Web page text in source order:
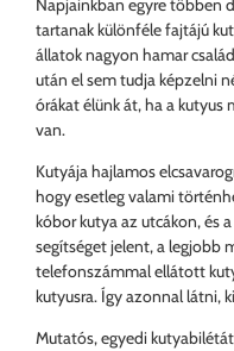
Napjainkban egyre többen
tartanak különféle fajtájú
állatok nagyon hamar
után el sem tudja képzelni
órákat élünk át, ha a kutyus
van.
Kutyája hajlamos
hogy esetleg valami
kóbor kutya az utcákon, és
segítséget jelent, a legjobb
telefonszámmal ellátott
kutyusra. Így azonnal látni,
Mutatós, egyedi